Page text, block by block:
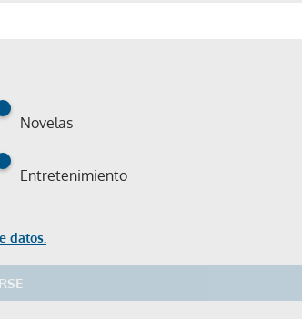
Novelas
Entretenimiento
datos.
nuestro boletín.